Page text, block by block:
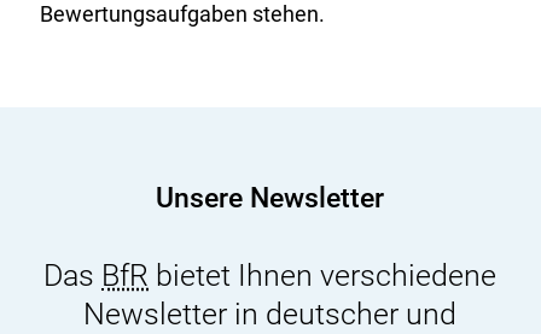
Bewertungsaufgaben stehen.
Unsere Newsletter
Das BfR bietet Ihnen verschiedene
Newsletter in deutscher und